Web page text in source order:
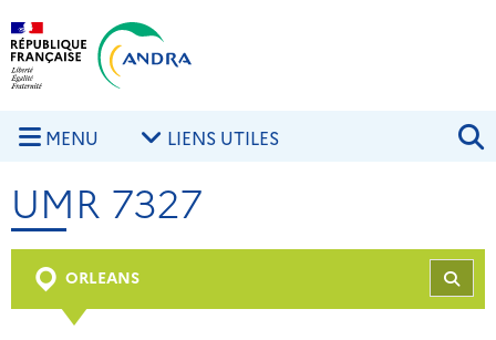
Aller au contenu principal
MENU LIENS UTILES
UMR 7327
ORLEANS